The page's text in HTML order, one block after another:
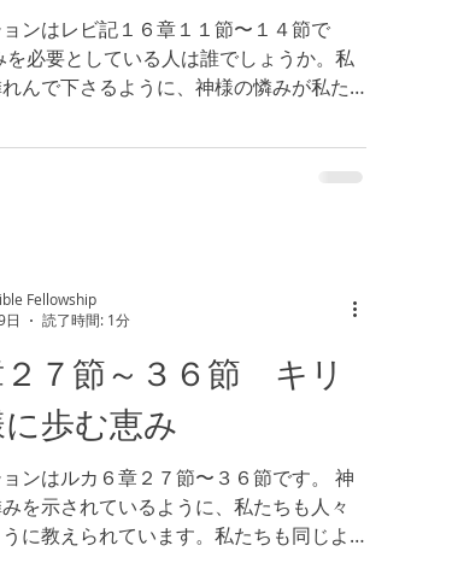
ンはレビ記１６章１１節〜１４節で
を必要としている人は誰でしょうか。私
んで下さるように、神様の憐みが私た
３６節） 神様の豊かな祝福があります
７節～３６節 キリ
歩む恵み
ンはルカ６章２７節〜３６節です。 神
を示されているように、私たちも人々
に教えられています。私たちも同じよ
Fellowship
日
読了時間: 1分